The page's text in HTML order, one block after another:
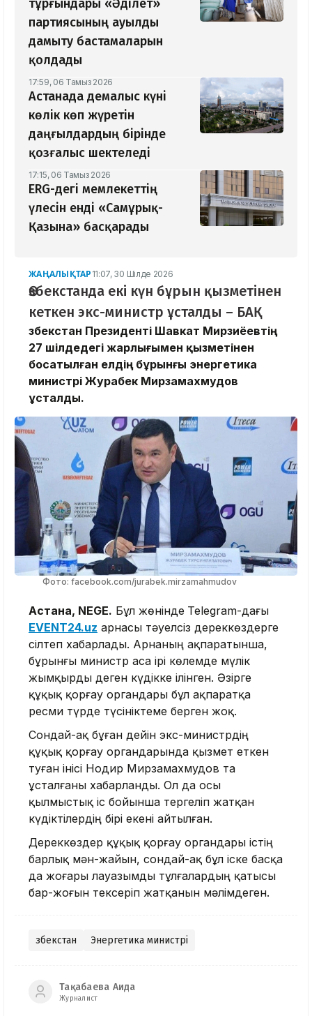
тұрғындары «Әділет»
партиясының ауылды
дамыту бастамаларын
қолдады
17:59, 06 Тамыз 2026
Астанада демалыс күні
көлік көп жүретін
даңғылдардың бірінде
қозғалыс шектеледі
17:15, 06 Тамыз 2026
ERG-дегі мемлекеттің
үлесін енді «Самұрық-
Қазына» басқарады
ЖАҢАЛЫҚТАР 11:07, 30 Шілде 2026
Өзбекстанда екі күн бұрын қызметінен
кеткен экс-министр ұсталды – БАҚ
Өзбекстан Президенті Шавкат Мирзиёевтің
27 шілдедегі жарлығымен қызметінен
босатылған елдің бұрынғы энергетика
министрі Журабек Мирзамахмудов
ұсталды.
Фото: facebook.com/jurabek.mirzamahmudov
Астана, NEGE. Бұл жөнінде Telegram-дағы
EVENT24.uz арнасы тәуелсіз дереккөздерге
сілтеп хабарлады. Арнаның ақпаратынша,
бұрынғы министр аса ірі көлемде мүлік
жымқырды деген күдікке ілінген. Әзірге
құқық қорғау органдары бұл ақпаратқа
ресми түрде түсініктеме берген жоқ.
Сондай-ақ бұған дейін экс-министрдің
құқық қорғау органдарында қызмет еткен
туған інісі Нодир Мирзамахмудов та
ұсталғаны хабарланды. Ол да осы
қылмыстық іс бойынша тергеліп жатқан
күдіктілердің бірі екені айтылған.
Дереккөздер құқық қорғау органдары істің
барлық мән-жайын, сондай-ақ бұл іске басқа
да жоғары лауазымды тұлғалардың қатысы
бар-жоғын тексеріп жатқанын мәлімдеген.
Өзбекстан Энергетика министрі
Тақабаева Аида
Журналист